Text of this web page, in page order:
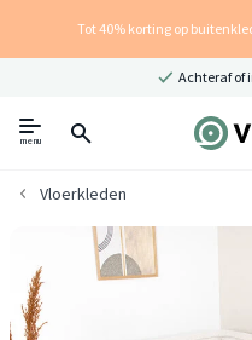
Tot 40% korting op
Achteraf of
menu
Vloerkleden